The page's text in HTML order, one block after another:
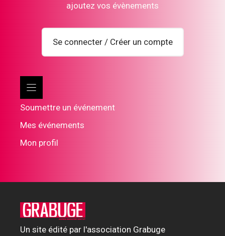
ajoutez vos évènements
Se connecter / Créer un compte
Soumettre un événement
Mes événements
Mon profil
Un site édité par l'association Grabuge